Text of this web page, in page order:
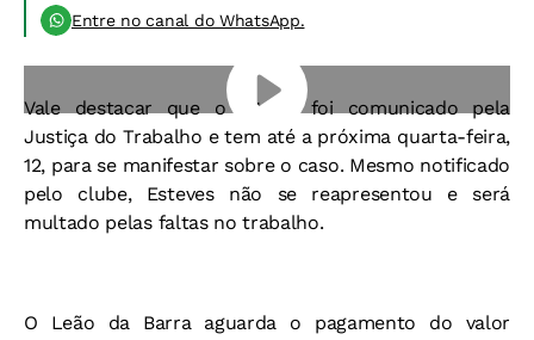
Entre no canal do WhatsApp.
Vale destacar que o Vitória foi comunicado pela
Justiça do Trabalho e tem até a próxima quarta-feira,
12, para se manifestar sobre o caso. Mesmo notificado
pelo clube, Esteves não se reapresentou e será
multado pelas faltas no trabalho.
O Leão da Barra aguarda o pagamento do valor